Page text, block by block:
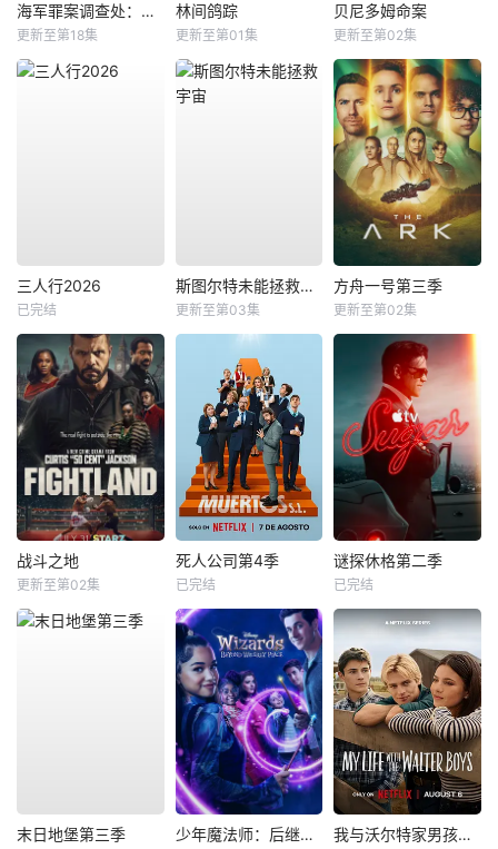
海军罪案调查处：悉尼第三季
更新至第18集
林间鸽踪
更新至第01集
贝尼多姆命案
更新至第02集
三人行2026
已完结
斯图尔特未能拯救宇宙
更新至第03集
方舟一号第三季
更新至第02集
战斗之地
更新至第02集
死人公司第4季
已完结
谜探休格第二季
已完结
末日地堡第三季 少年魔法师：后继者第三季 我与沃尔特家男孩的生活第三季